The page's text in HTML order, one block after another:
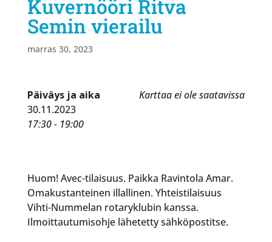
Kuvernööri Ritva
Semin vierailu
marras 30, 2023
Karttaa ei ole saatavissa
Päiväys ja aika
30.11.2023
17:30 - 19:00
Huom! Avec-tilaisuus. Paikka Ravintola Amar.
Omakustanteinen illallinen. Yhteistilaisuus
Vihti-Nummelan rotaryklubin kanssa.
Ilmoittautumisohje lähetetty sähköpostitse.